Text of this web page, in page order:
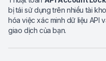
bị tái sử dụng trên nhiều tài
hóa việc xác minh dữ liệu API
giao dịch của bạn.